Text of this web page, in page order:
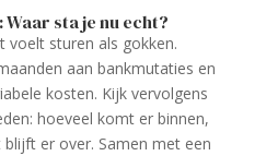
sta je nu echt?
voelt sturen als gokken.
aan bankmutaties en
kosten. Kijk vervolgens
hoeveel komt er binnen,
er over. Samen met een